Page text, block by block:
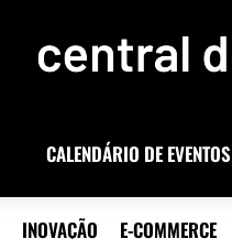
CALENDÁRIO DE EVENTOS
INOVAÇÃO E-COMMERCE